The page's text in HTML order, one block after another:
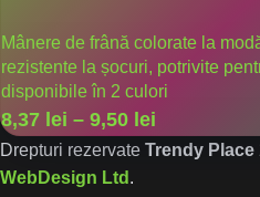
Mânere de frână colorate la
rezistente la șocuri, potrivite
disponibile în 2 culori
8,37 lei – 9,50 lei
Drepturi rezervate Trendy Place
WebDesign Ltd .